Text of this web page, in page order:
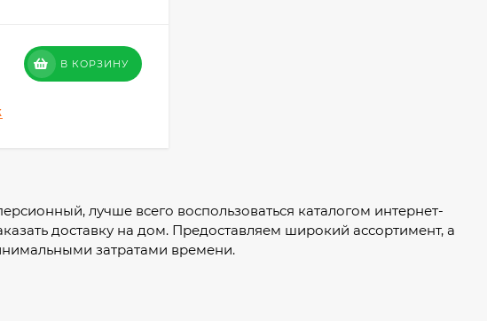
В КОРЗИНУ
лучше всего воспользоваться каталогом интернет-
доставку на дом. Предоставляем широкий ассортимент, а
затратами времени.